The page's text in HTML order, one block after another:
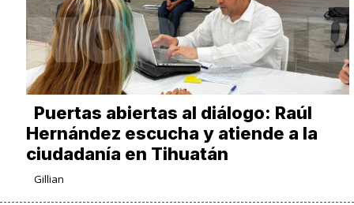
Puertas abiertas al diálogo: Raúl
Hernández escucha y atiende a la
ciudadanía en Tihuatán
Gillian